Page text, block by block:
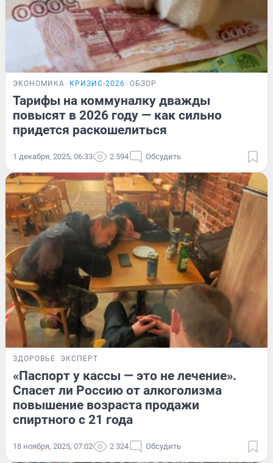
ЭКОНОМИКА КРИЗИС-2026 ОБЗОР
Тарифы на коммуналку дважды
повысят в 2026 году — как сильно
придется раскошелиться
1 декабря, 2025, 06:33 2 594 Обсудить
ЗДОРОВЬЕ ЭКСПЕРТ
«Паспорт у кассы — это не лечение».
Спасет ли Россию от алкоголизма
повышение возраста продажи
спиртного с 21 года
18 ноября, 2025, 07:02 2 324 Обсудить